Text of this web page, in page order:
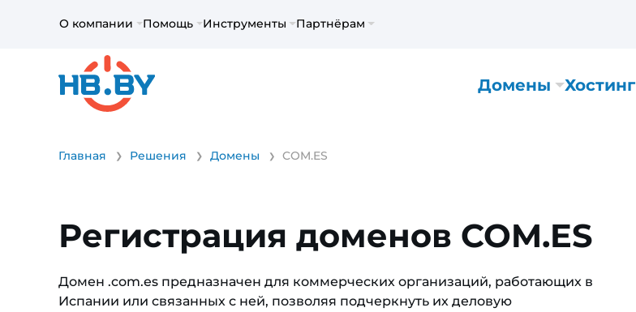
Домены Хостинг
О компании Помощь Инструменты Партнёрам
Главная Решения Домены COM.ES
Регистрация доменов COM.ES
Домен .com.es предназначен для коммерческих организаций, работающих в
Испании или связанных с ней, позволяя подчеркнуть их деловую